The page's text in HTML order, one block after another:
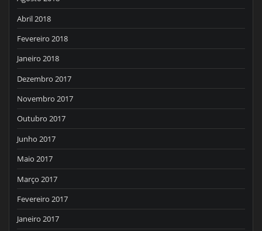
Abril 2018
Fevereiro 2018
Janeiro 2018
Dezembro 2017
Novembro 2017
Outubro 2017
Junho 2017
Maio 2017
Março 2017
Fevereiro 2017
Janeiro 2017